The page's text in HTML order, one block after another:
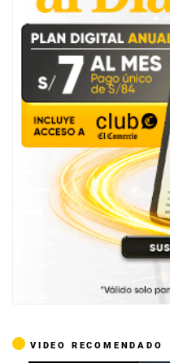
VIDEO RECOMENDADO